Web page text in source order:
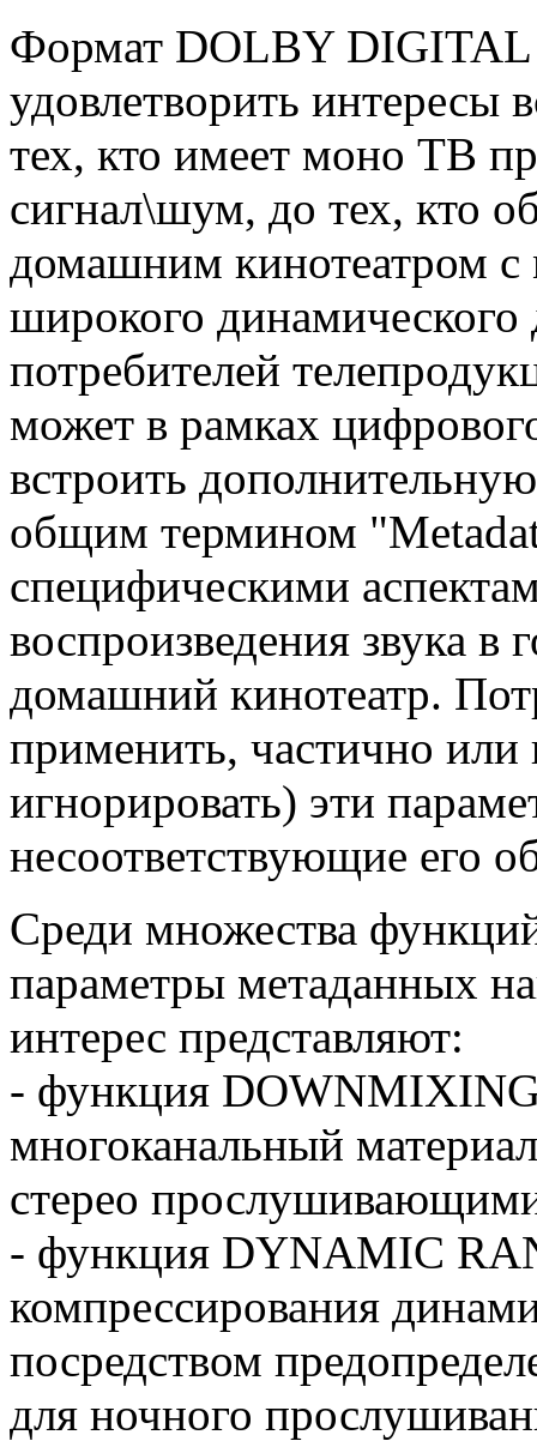
Формат DOLBY DIGITAL
удовлетворить интересы
тех, кто имеет моно ТВ
сигнал\шум, до тех, кто
домашним кинотеатром с
широкого динамического
потребителей
может в рамках
встроить
общим термином
специфическими
воспроизведения звука в
домашний кинотеатр.
применить, частично
игнорировать) эти
несоответствующие его
Среди множества
параметры метаданных
интерес представляют:
- функция
многоканальный
стерео
- функция DYNAMIC
компрессирования
посредством
для ночного